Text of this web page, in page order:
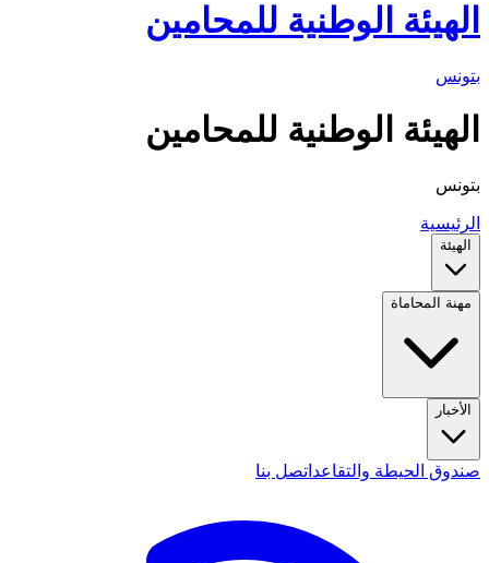
الهيئة الوطنية للمحامين
بتونس
الهيئة الوطنية للمحامين
بتونس
الرئيسية
الهيئة
مهنة المحاماة
الأخبار
صندوق الحيطة والتقاعد اتصل بنا